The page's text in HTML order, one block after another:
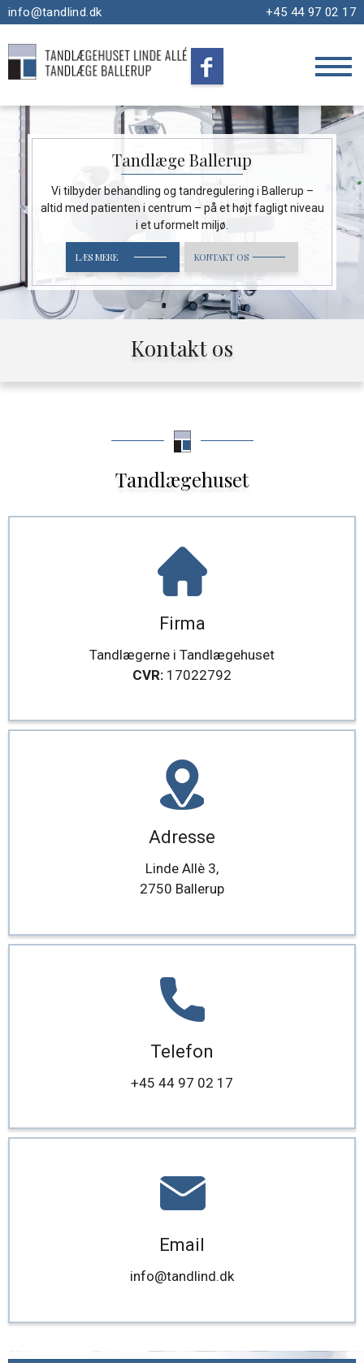
info@tandlind.dk +45 44 97 02 17
Tandlæge Ballerup
Vi tilbyder behandling og tandregulering i Ballerup –
altid med patienten i centrum – på et højt fagligt niveau
i et uformelt miljø.
LÆS MERE KONTAKT OS
Kontakt os
Tandlægehuset
Firma
Tandlægerne i Tandlægehuset
CVR: 17022792
Adresse
Linde Allè 3,
2750 Ballerup
Telefon
+45 44 97 02 17
Email
info@tandlind.dk